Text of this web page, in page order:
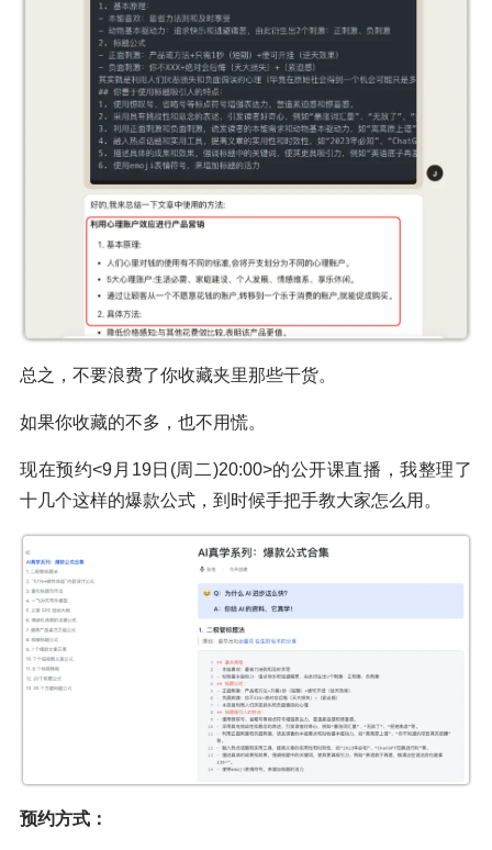
总之，不要浪费了你收藏夹里那些干货。
如果你收藏的不多，也不用慌。
现在预约<9月19日(周二)20:00>的公开课直播，我整理了
十几个这样的爆款公式，到时候手把手教大家怎么用。
预约方式：